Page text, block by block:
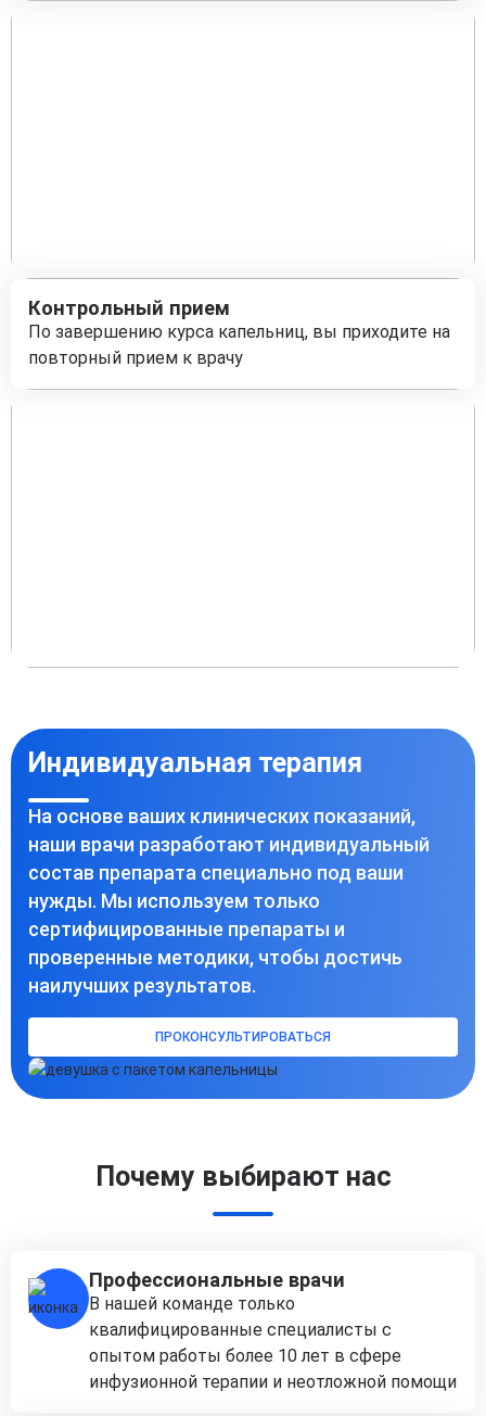
Контрольный прием
По завершению курса капельниц, вы приходите на
повторный прием к врачу
Индивидуальная терапия
На основе ваших клинических показаний,
наши врачи разработают индивидуальный
состав препарата специально под ваши
нужды. Мы используем только
сертифицированные препараты и
проверенные методики, чтобы достичь
наилучших результатов.
ПРОКОНСУЛЬТИРОВАТЬСЯ
Почему выбирают нас
Профессиональные врачи
В нашей команде только
квалифицированные специалисты с
опытом работы более 10 лет в сфере
инфузионной терапии и неотложной помощи